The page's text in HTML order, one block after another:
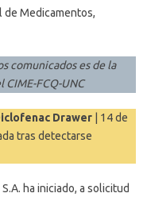
de Medicamentos,
comunicados es de la
FCQ-UNC
Drawer | 14 de
tras detectarse
ha iniciado, a solicitud